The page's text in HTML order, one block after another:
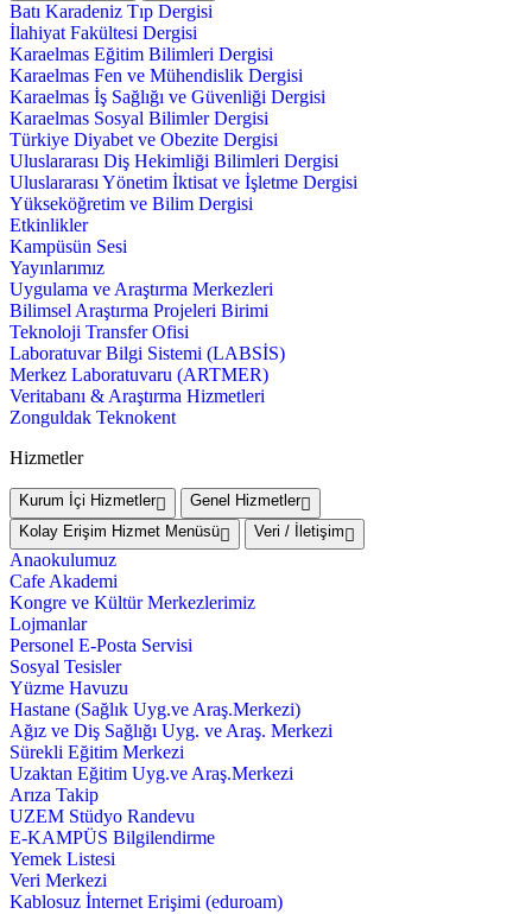
Batı Karadeniz Tıp Dergisi
İlahiyat Fakültesi Dergisi
Karaelmas Eğitim Bilimleri Dergisi
Karaelmas Fen ve Mühendislik Dergisi
Karaelmas İş Sağlığı ve Güvenliği Dergisi
Karaelmas Sosyal Bilimler Dergisi
Türkiye Diyabet ve Obezite Dergisi
Uluslararası Diş Hekimliği Bilimleri Dergisi
Uluslararası Yönetim İktisat ve İşletme Dergisi
Yükseköğretim ve Bilim Dergisi
Etkinlikler
Kampüsün Sesi
Yayınlarımız
Uygulama ve Araştırma Merkezleri
Bilimsel Araştırma Projeleri Birimi
Teknoloji Transfer Ofisi
Laboratuvar Bilgi Sistemi (LABSİS)
Merkez Laboratuvaru (ARTMER)
Veritabanı & Araştırma Hizmetleri
Zonguldak Teknokent
Hizmetler
Kurum İçi Hizmetler
Genel Hizmetler
Kolay Erişim Hizmet Menüsü
Veri / İletişim
Anaokulumuz
Cafe Akademi
Kongre ve Kültür Merkezlerimiz
Lojmanlar
Personel E-Posta Servisi
Sosyal Tesisler
Yüzme Havuzu
Hastane (Sağlık Uyg.ve Araş.Merkezi)
Ağız ve Diş Sağlığı Uyg. ve Araş. Merkezi
Sürekli Eğitim Merkezi
Uzaktan Eğitim Uyg.ve Araş.Merkezi
Arıza Takip
UZEM Stüdyo Randevu
E-KAMPÜS Bilgilendirme
Yemek Listesi
Veri Merkezi
Kablosuz İnternet Erişimi (eduroam)